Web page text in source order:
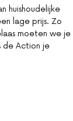
huishoudelijke
lage prijs. Zo
moeten we je
de Action je